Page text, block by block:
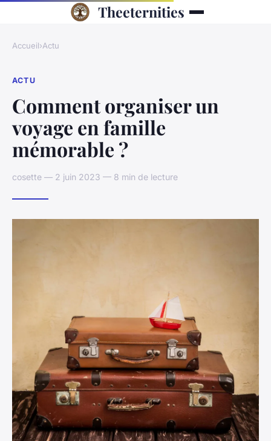
Theeternities
Accueil›Actu
ACTU
Comment organiser un
voyage en famille
mémorable ?
cosette — 2 juin 2023 — 8 min de lecture